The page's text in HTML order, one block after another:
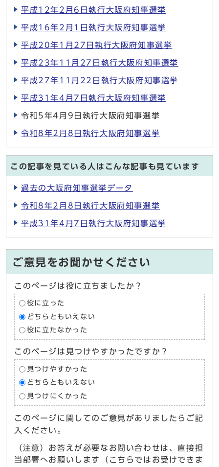
平成12年2月6日執行大阪府知事選挙
平成16年2月1日執行大阪府知事選挙
平成20年1月27日執行大阪府知事選挙
平成23年11月27日執行大阪府知事選挙
平成27年11月22日執行大阪府知事選挙
平成31年4月7日執行大阪府知事選挙
令和5年4月9日執行大阪府知事選挙
令和8年2月8日執行大阪府知事選挙
この記事を見ている人はこんな記事も見ています
過去の大阪府知事選挙データ
令和8年2月8日執行大阪府知事選挙
平成31年4月7日執行大阪府知事選挙
ご意見をお聞かせください
このページは役に立ちましたか？
役に立った
どちらともいえない
役に立たなかった
このページは見つけやすかったですか？
見つけやすかった
どちらともいえない
見つけにくかった
このページに関してのご意見がありましたらご記
入ください。
（注意）お答えが必要なお問い合わせは、直接担
当部署へお願いします（こちらではお受けできま